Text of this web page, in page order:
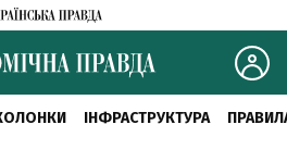
ІНФРАСТРУКТУРА